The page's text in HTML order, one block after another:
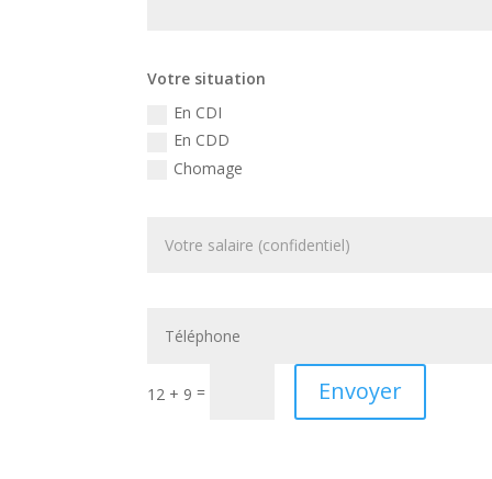
Votre situation
En CDI
En CDD
Chomage
12 + 9 = Envoyer